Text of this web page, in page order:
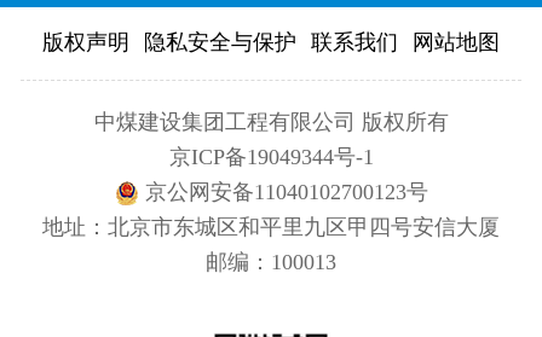
版权声明 隐私安全与保护 联系我们 网站地图
中煤建设集团工程有限公司 版权所有
京ICP备19049344号-1
京公网安备11040102700123号
地址：北京市东城区和平里九区甲四号安信大厦
邮编：100013